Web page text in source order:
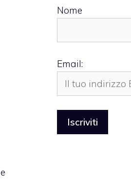
Nome
Email: